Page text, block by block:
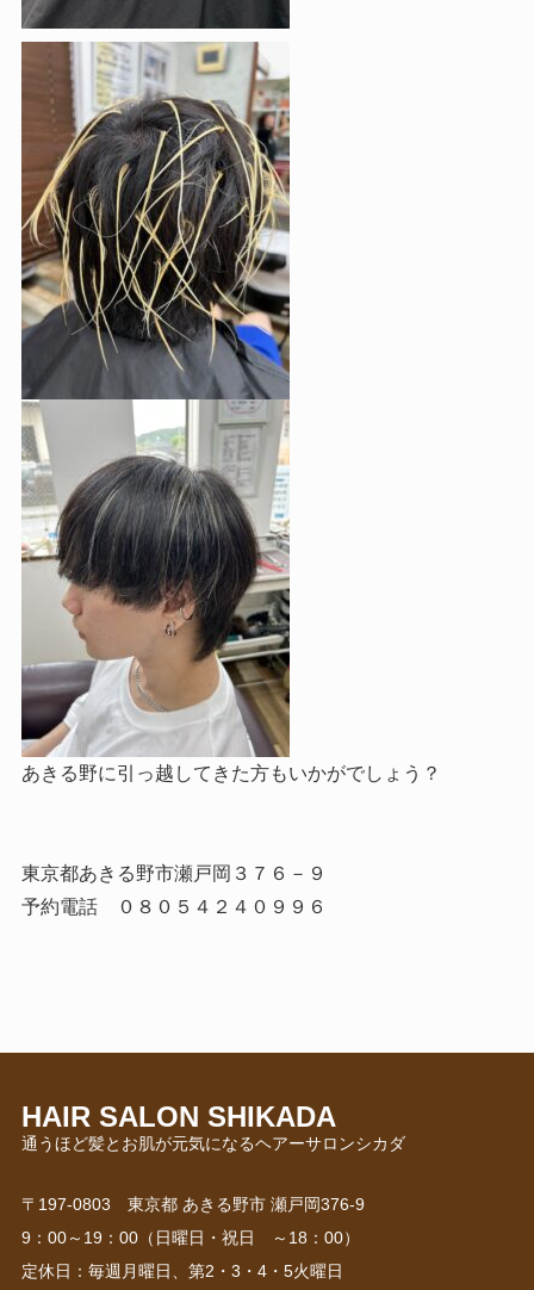
あきる野に引っ越してきた方もいかがでしょう？
東京都あきる野市瀬戸岡３７６－９
予約電話 ０８０５４２４０９９６
HAIR SALON SHIKADA
〒197-0803 東京都 あきる野市 瀬戸岡376-9
9：00～19：00（日曜日・祝日 ～18：00）
定休日：毎週月曜日、第2・3・4・5火曜日